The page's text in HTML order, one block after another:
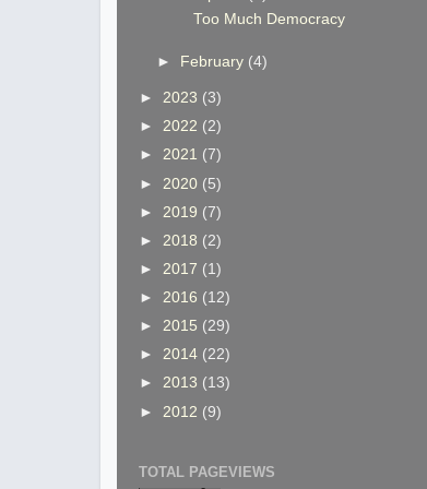
Too Much Democracy
► February (4)
► 2023 (3)
► 2022 (2)
► 2021 (7)
► 2020 (5)
► 2019 (7)
► 2018 (2)
► 2017 (1)
► 2016 (12)
► 2015 (29)
► 2014 (22)
► 2013 (13)
► 2012 (9)
TOTAL PAGEVIEWS